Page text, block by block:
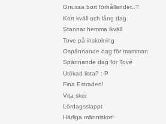
Gnussa bort förhållandet..?
Kort kväll och lång dag
Stannar hemma ikväll
Tove på inskolning
Ospännande dag för mamman
Spännande dag för Tove
Utökad lista? :-P
Fina Estraden!
Vita skor
Lördagsslappt
Härliga människor!